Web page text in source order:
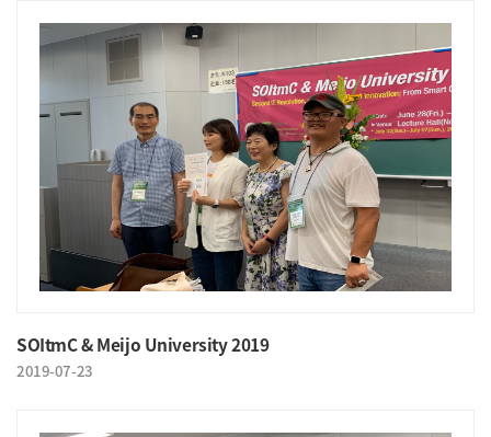
SOItmC & Meijo University 2019
2019-07-23